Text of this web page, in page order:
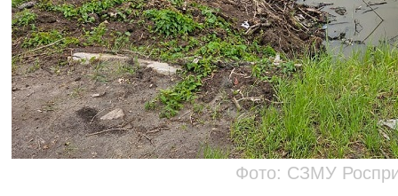
Фото: СЗМУ